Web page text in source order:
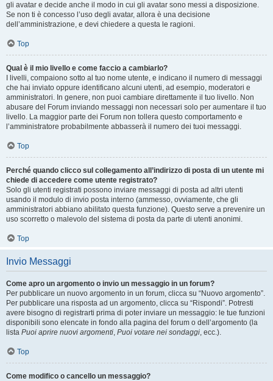
gli avatar e decide anche il modo in cui gli avatar sono messi a disposizione.
Se non ti è concesso l’uso degli avatar, allora è una decisione
dell’amministrazione, e devi chiedere a questa le ragioni.
Top
Qual è il mio livello e come faccio a cambiarlo?
I livelli, compaiono sotto al tuo nome utente, e indicano il numero di messaggi
che hai inviato oppure identificano alcuni utenti, ad esempio, moderatori e
amministratori. In genere, non puoi cambiare direttamente il tuo livello. Non
abusare del Forum inviando messaggi non necessari solo per aumentare il tuo
livello. La maggior parte dei Forum non tollera questo comportamento e
l’amministratore probabilmente abbasserà il numero dei tuoi messaggi.
Top
Perché quando clicco sul collegamento all’indirizzo di posta di un utente mi
chiede di accedere come utente registrato?
Solo gli utenti registrati possono inviare messaggi di posta ad altri utenti
usando il modulo di invio posta interno (ammesso, ovviamente, che gli
amministratori abbiano abilitato questa funzione). Questo serve a prevenire un
uso scorretto o malevolo del sistema di posta da parte di utenti anonimi.
Top
Invio Messaggi
Come apro un argomento o invio un messaggio in un forum?
Per pubblicare un nuovo argomento in un forum, clicca su “Nuovo argomento”.
Per pubblicare una risposta ad un argomento, clicca su “Rispondi”. Potresti
avere bisogno di registrarti prima di poter inviare un messaggio: le tue funzioni
disponibili sono elencate in fondo alla pagina del forum o dell’argomento (la
lista Puoi aprire nuovi argomenti, Puoi votare nei sondaggi, ecc.).
Top
Come modifico o cancello un messaggio?